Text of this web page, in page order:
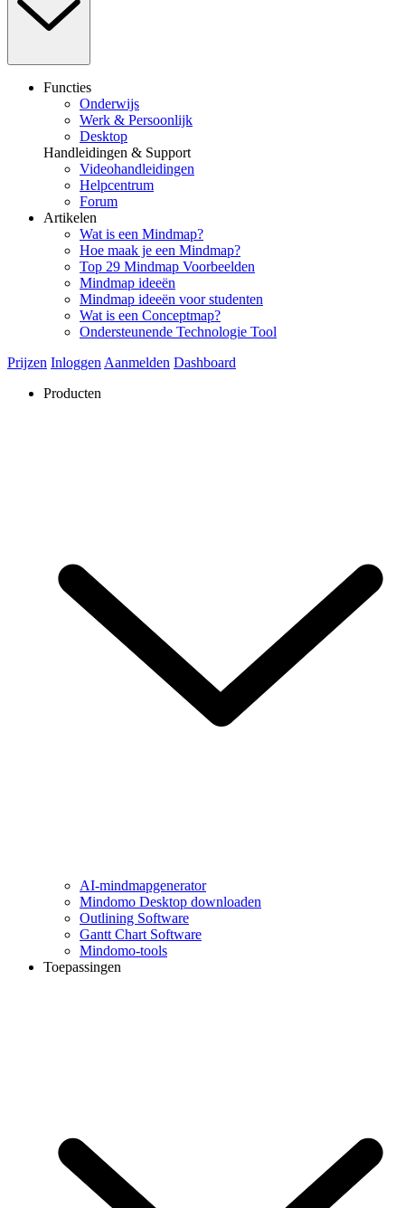
Functies
Onderwijs
Werk & Persoonlijk
Desktop
Handleidingen & Support
Videohandleidingen
Helpcentrum
Forum
Artikelen
Wat is een Mindmap?
Hoe maak je een Mindmap?
Top 29 Mindmap Voorbeelden
Mindmap ideeën
Mindmap ideeën voor studenten
Wat is een Conceptmap?
Ondersteunende Technologie Tool
Prijzen Inloggen Aanmelden Dashboard
Producten
AI-mindmapgenerator
Mindomo Desktop downloaden
Outlining Software
Gantt Chart Software
Mindomo-tools
Toepassingen